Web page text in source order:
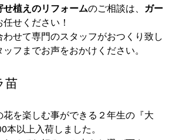
せ植えのリフォームのご相談は、 ガー
任せください！
せて専門のスタッフがおつくり致し
フまでお声をおかけください。
苗
を楽しむ事ができる２年生の『大
以上入荷しました。